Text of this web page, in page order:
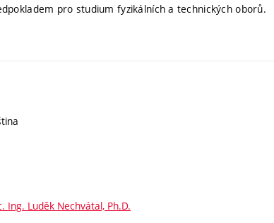
pro studium fyzikálních a technických oborů.
Ing. Luděk Nechvátal, Ph.D.